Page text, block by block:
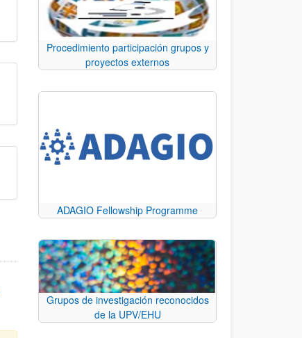
Procedimiento participación grupos y
proyectos externos
ADAGIO Fellowship Programme
Grupos de investigación reconocidos
de la UPV/EHU